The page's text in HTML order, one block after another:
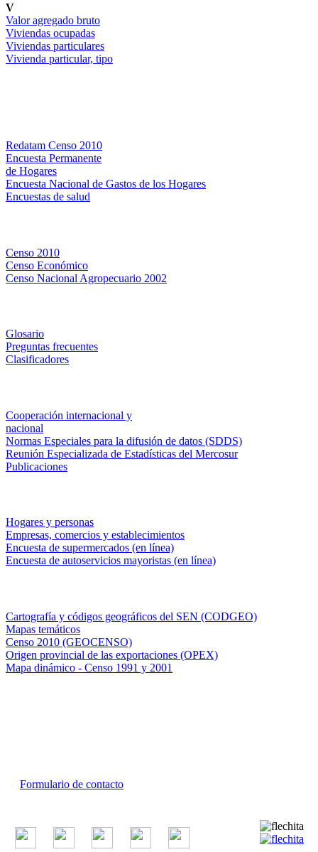
V
Valor agregado bruto
Viviendas ocupadas
Viviendas particulares
Vivienda particular, tipo
Redatam Censo 2010
Encuesta Permanente
de Hogares
Encuesta Nacional de Gastos de los Hogares
Encuestas de salud
Censo 2010
Censo Económico
Censo Nacional Agropecuario 2002
Glosario
Preguntas frecuentes
Clasificadores
Cooperación internacional y
nacional
Normas Especiales para la difusión de datos (SDDS)
Reunión Especializada de Estadísticas del Mercosur
Publicaciones
Hogares y personas
Empresas, comercios y establecimientos
Encuesta de supermercados (en línea)
Encuesta de autoservicios mayoristas (en línea)
Cartografía y códigos geográficos del SEN (CODGEO)
Mapas temáticos
Censo 2010 (GEOCENSO)
Origen provincial de las exportaciones (OPEX)
Mapa dinámico - Censo 1991 y 2001
Formulario de contacto